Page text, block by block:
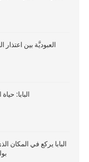
العبوديَّة بين اعتذار
البابا:
البابا يركع في المكان